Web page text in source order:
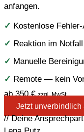
anfangen.
✓ Kostenlose
✓ Reaktion im
✓ Manuelle
✓ Remote — kein
ab 350 €zzgl. MwSt.
Jetzt
// Deine